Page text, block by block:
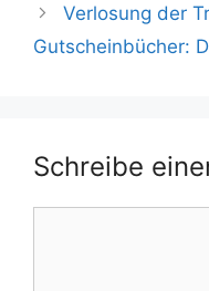
Verlosung der
Gutscheinbücher:
Schreibe